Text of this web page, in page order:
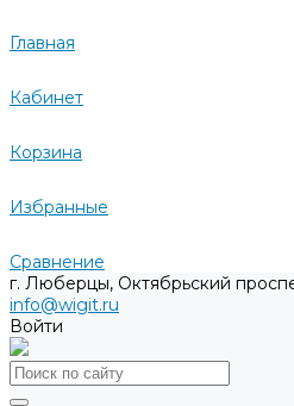
Главная
Кабинет
Корзина
Избранные
Сравнение
г. Люберцы, Октябрьский
info@wigit.ru
Войти